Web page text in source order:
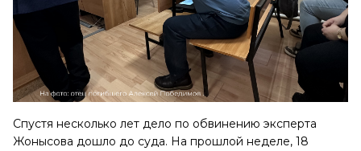
Спустя несколько лет дело по обвинению эксперта
Жонысова дошло до суда. На прошлой неделе, 18